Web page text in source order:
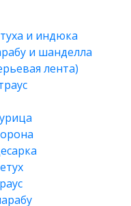
и индюка
и шанделла
лента)